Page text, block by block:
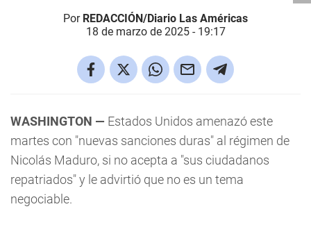
Por REDACCIÓN/Diario Las Américas
18 de marzo de 2025 - 19:17
WASHINGTON — Estados Unidos amenazó este
martes con "nuevas sanciones duras" al régimen de
Nicolás Maduro, si no acepta a "sus ciudadanos
repatriados" y le advirtió que no es un tema
negociable.